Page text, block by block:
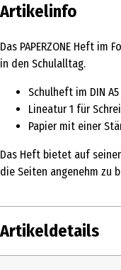
Artikelinfo
Das PAPERZONE Heft
in den Schulalltag.
Schulheft im DIN
Lineatur 1 für
Papier mit einer
Das Heft bietet auf
die Seiten angenehm zu
Artikeldetails